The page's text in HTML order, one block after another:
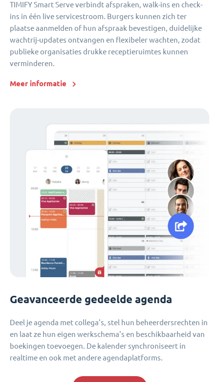
TIMIFY Smart Serve verbindt afspraken, walk-ins en check-
ins in één live servicestroom. Burgers kunnen zich ter
plaatse aanmelden of hun afspraak bevestigen, duidelijke
wachtrij-updates ontvangen en flexibeler wachten, zodat
publieke organisaties drukke receptieruimtes kunnen
verminderen.
Meer informatie
Geavanceerde gedeelde agenda
Deel je agenda met collega's, stel hun beheerdersrechten in
en laat ze hun eigen werkschema's en beschikbaarheid van
boekingen toevoegen. De kalender synchroniseert in
realtime en ook met andere agendaplatforms.